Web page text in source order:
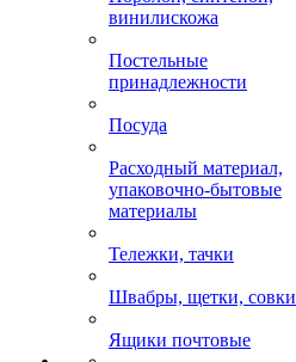
винилискожа
Постельные
принадлежности
Посуда
Расходный материал,
упаковочно-бытовые
материалы
Тележки, тачки
Швабры, щетки, совки
Ящики почтовые